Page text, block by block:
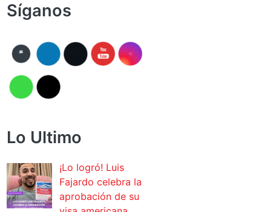
Síganos
Lo Ultimo
¡Lo logró! Luis
Fajardo celebra la
aprobación de su